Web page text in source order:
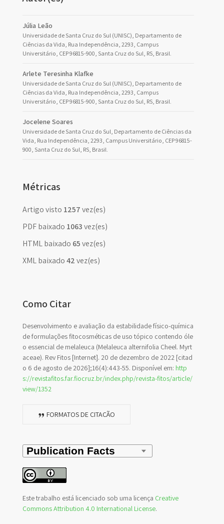
Júlia Leão
Universidade de Santa Cruz do Sul (UNISC), Departamento de
Ciências da Vida, Rua Independência, 2293, Campus
Universitário, CEP 96815-900, Santa Cruz do Sul, RS, Brasil.
Arlete Teresinha Klafke
Universidade de Santa Cruz do Sul (UNISC), Departamento de
Ciências da Vida, Rua Independência, 2293, Campus
Universitário, CEP 96815-900, Santa Cruz do Sul, RS, Brasil.
Jocelene Soares
Universidade de Santa Cruz do Sul, Departamento de Ciências da
Vida, Rua Independência, 2293, Campus Universitário, CEP 96815-
900, Santa Cruz do Sul, RS, Brasil.
Métricas
Artigo visto 1257vez(es)
PDF baixado 1063vez(es)
HTML baixado 65vez(es)
XML baixado42vez(es)
Como Citar
Desenvolvimento e avaliação da estabilidade físico-química
de formulações fitocosméticas de uso tópico contendo óle
o essencial de melaleuca (Melaleuca alternifolia Cheel. Myrt
aceae). Rev Fitos [Internet]. 20 de dezembro de 2022 [citad
o 6 de agosto de 2026];16(4):443-55. Disponível em: http
s://revistafitos.far.fiocruz.br/index.php/revista-fitos/article/
view/1352
FORMATOS DE CITAÇÃO
Este trabalho está licenciado sob uma licença Creative
Commons Attribution 4.0 International License.